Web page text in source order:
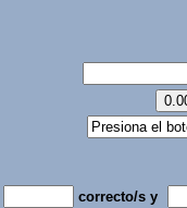
correcto/s y